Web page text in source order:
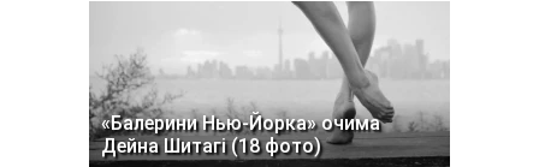
«Балерини Нью-Йорка» очима
Дейна Шитагі (18 фото)